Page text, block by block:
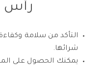
رأس
التأكد من سلامة
شرائها.
يمكنك الحصول على